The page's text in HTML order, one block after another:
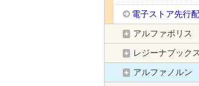
電子ストア先行
アルファポリス
レジーナブックス
アルファノルン